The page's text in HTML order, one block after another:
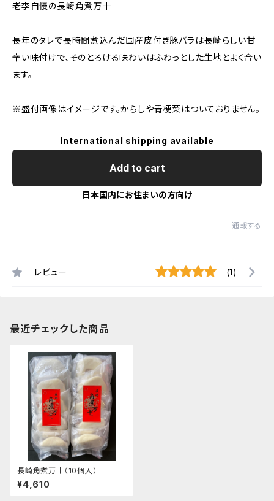
老李自慢の長崎角煮万十
長年のタレで長時間煮込んだ国産皮付き豚バラは長崎らしい甘
辛い味付けで、そのとろける味わいはふわっとした生地とよく合い
ます。
※盛付画像はイメージです。からしや青梗菜はついておりません。
International shipping available
Add to cart
日本国内にお住まいの方向け
通報する
レビュー (1)
最近チェックした商品
長崎角煮万十（10個入）
¥4,610